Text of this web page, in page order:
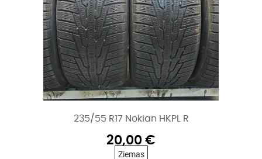
235/55 R17 Nokian HKPL R
20,00 €
Ziemas